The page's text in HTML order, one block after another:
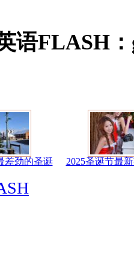
语FLASH：
差劲的圣诞 2025圣诞节最